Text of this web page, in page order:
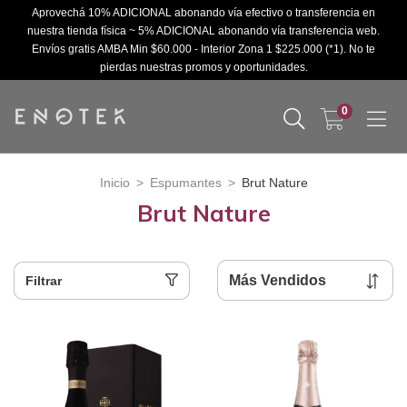
Aprovechá 10% ADICIONAL abonando vía efectivo o transferencia en
nuestra tienda física ~ 5% ADICIONAL abonando vía transferencia web.
Envíos gratis AMBA Min $60.000 - Interior Zona 1 $225.000 (*1). No te
pierdas nuestras promos y oportunidades.
0
Inicio > Espumantes > Brut Nature
Brut Nature
Filtrar